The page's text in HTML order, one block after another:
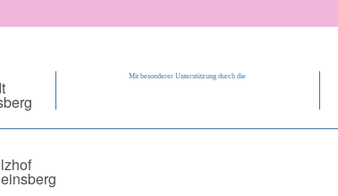
Mit besonderer Unterstützung durch die